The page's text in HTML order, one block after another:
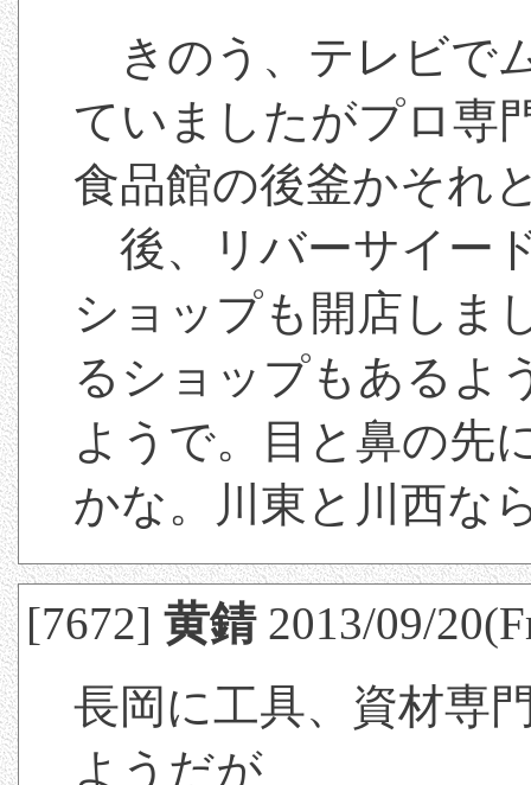
きのう、テレビで
ていましたがプロ専
食品館の後釜かそれ
後、リバーサイー
ショップも開店しま
るショップもあるよ
ようで。目と鼻の先
かな。川東と川西な
[7672]黄錆2013/09/
長岡に工具、資材専
ようだが